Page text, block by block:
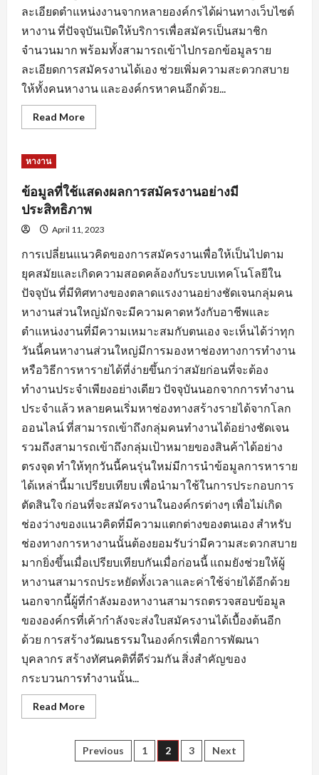
ละเอียดตำแหน่งงานจากหลายองค์กรได้ผ่านทางเว็บไซต์
หางาน ที่ปัจจุบันเปิดให้บริการเพื่อสมัครเป็นสมาชิก
จำนวนมาก พร้อมทั้งสามารถเข้าไปกรอกข้อมูลราย
ละเอียดการสมัครงานได้เอง ช่วยเพิ่มความสะดวกสบาย
ให้ทั้งคนหางาน และองค์กรหาคนอีกด้วย...
Read MoreRead
more
สมัคร
งาน
พร้อม
คำ
แนะนำ
ปรับ
ข้อมูล
ใบ
สมัคร
หางาน
ข้อมูลที่ใช้แสดงผลการสมัครงานอย่างมี
ประสิทธิภาพ
April 11, 2023
การเปลี่ยนแนวคิดของการสมัครงานเพื่อให้เป็นไปตาม
ยุคสมัยและเกิดความสอดคล้องกับระบบเทคโนโลยีใน
ปัจจุบัน ที่มีทิศทางของตลาดแรงงานอย่างชัดเจนกลุ่มคน
หางานส่วนใหญ่มักจะมีความคาดหวังกับอาชีพและ
ตำแหน่งงานที่มีความเหมาะสมกับตนเอง จะเห็นได้ว่าทุก
วันนี้คนหางานส่วนใหญ่มีการมองหาช่องทางการทำงาน
หรือวิธีการหารายได้ที่ง่ายขึ้นกว่าสมัยก่อนที่จะต้อง
ทำงานประจำเพียงอย่างเดียว ปัจจุบันนอกจากการทำงาน
ประจำแล้ว หลายคนเริ่มหาช่องทางสร้างรายได้จากโลก
ออนไลน์ ที่สามารถเข้าถึงกลุ่มคนทำงานได้อย่างชัดเจน
รวมถึงสามารถเข้าถึงกลุ่มเป้าหมายของสินค้าได้อย่าง
ตรงจุด ทำให้ทุกวันนี้คนรุ่นใหม่มีการนำข้อมูลการหาราย
ได้เหล่านี้มาเปรียบเทียบ เพื่อนำมาใช้ในการประกอบการ
ตัดสินใจ ก่อนที่จะสมัครงานในองค์กรต่างๆ เพื่อไม่เกิด
ช่องว่างของแนวคิดที่มีความแตกต่างของตนเอง สำหรับ
ช่องทางการหางานนั้นต้องยอมรับว่ามีความสะดวกสบาย
มากยิ่งขึ้นเมื่อเปรียบเทียบกันเมื่อก่อนนี้ แถมยังช่วยให้ผู้
หางานสามารถประหยัดทั้งเวลาและค่าใช้จ่ายได้อีกด้วย
นอกจากนี้ผู้ที่กำลังมองหางานสามารถตรวจสอบข้อมูล
ขององค์กรที่เค้ากำลังจะส่งใบสมัครงานได้เบื้องต้นอีก
ด้วย การสร้างวัฒนธรรมในองค์กรเพื่อการพัฒนา
บุคลากร สร้างทัศนคติที่ดีร่วมกัน สิ่งสำคัญของ
กระบวนการทำงานนั้น...
Read MoreRead
more
ที่
ใช้
แสดง
Posts
Previous 1 2 3 Next